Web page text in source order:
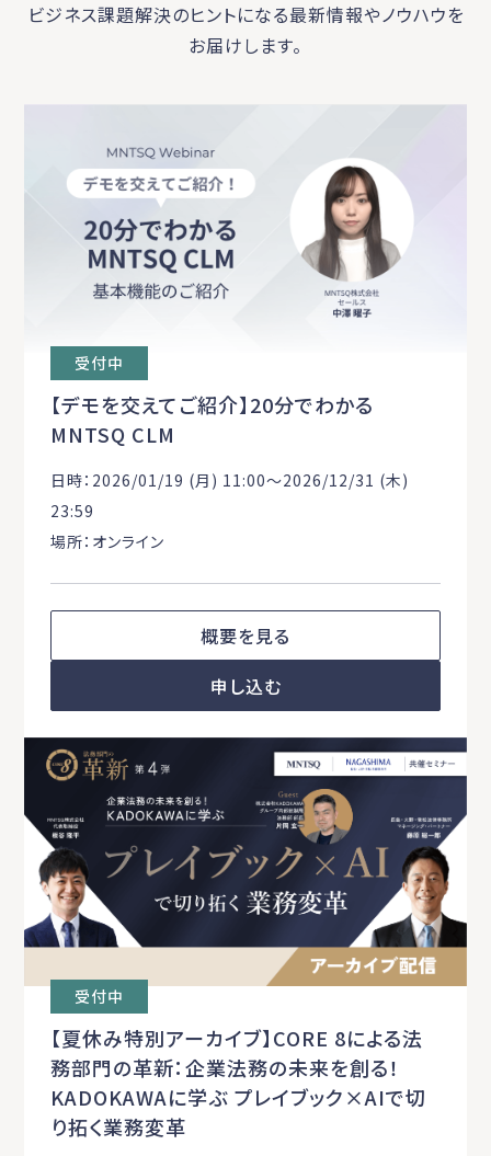
ビジネス課題解決のヒントになる最新情報やノウハウを
お届けします。
受付中
【デモを交えてご紹介】20分でわかる
MNTSQ CLM
日時：2026/01/19 (月) 11:00〜2026/12/31 (木)
23:59
場所：オンライン
概要を見る
申し込む
受付中
【夏休み特別アーカイブ】CORE 8による法
務部門の革新：企業法務の未来を創る！
KADOKAWAに学ぶ プレイブック×AIで切
り拓く業務変革